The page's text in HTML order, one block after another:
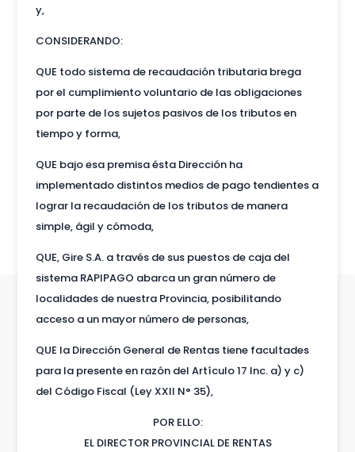
y,
CONSIDERANDO:
QUE todo sistema de recaudación tributaria brega
por el cumplimiento voluntario de las obligaciones
por parte de los sujetos pasivos de los tributos en
tiempo y forma,
QUE bajo esa premisa ésta Dirección ha
implementado distintos medios de pago tendientes a
lograr la recaudación de los tributos de manera
simple, ágil y cómoda,
QUE, Gire S.A. a través de sus puestos de caja del
sistema RAPIPAGO abarca un gran número de
localidades de nuestra Provincia, posibilitando
acceso a un mayor número de personas,
QUE la Dirección General de Rentas tiene facultades
para la presente en razón del Artículo 17 Inc. a) y c)
del Código Fiscal (Ley XXII N° 35),
POR ELLO:
EL DIRECTOR PROVINCIAL DE RENTAS